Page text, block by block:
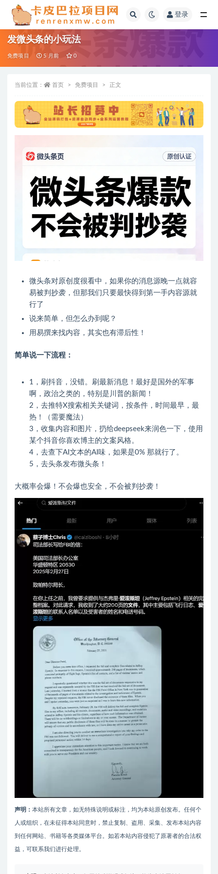
登录
发微头条的小玩法
免费项目 5 月前 0
当前位置： 首页 免费项目 正文
微头条对原创度很看中，如果你的消息源晚一点就容
易被判抄袭，但那我们只要最快得到第一手内容源就
行了
说来简单，但怎么办到呢？
用易撰来找内容，其实也有滞后性！
简单说一下流程：
1，刷抖音，没错。刷最新消息！最好是国外的军事
啊，政治之类的，特别是川普的新闻！
2，去推特X搜索相关关键词，按条件，时间最早，最
热！（需要魔法）
3，收集内容和图片，扔给deepseek来润色一下，使用
某个抖音你喜欢博主的文案风格。
4，去查下AI文本的AI味，如果是0% 那就行了。
5，去头条发布微头条！
大概率会爆！不会爆也安全，不会被判抄袭！
声明： 本站所有文章，如无特殊说明或标注，均为本站原创发布。任何个
人或组织，在未征得本站同意时，禁止复制、盗用、采集、发布本站内容
到任何网站、书籍等各类媒体平台。如若本站内容侵犯了原著者的合法权
益，可联系我们进行处理。
全部